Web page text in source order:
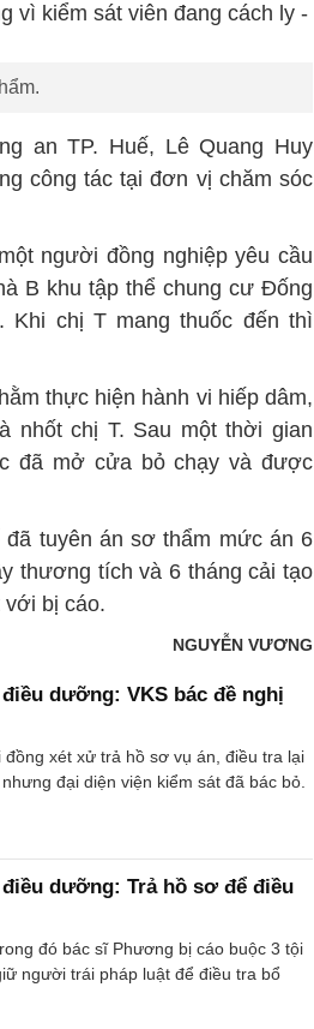
an TP. Huế, Lê Quang Huy
công tác tại đơn vị chăm sóc
người đồng nghiệp yêu cầu
B khu tập thể chung cư Đống
Khi chị T mang thuốc đến thì
thực hiện hành vi hiếp dâm,
nhốt chị T. Sau một thời gian
đã mở cửa bỏ chạy và được
tuyên án sơ thẩm mức án 6
thương tích và 6 tháng cải tạo
bị cáo.
NGUYỄN VƯƠNG
dưỡng: VKS bác đề nghị
xét xử trả hồ sơ vụ án, điều tra lại
đại diện viện kiểm sát đã bác bỏ.
dưỡng: Trả hồ sơ để điều
đó bác sĩ Phương bị cáo buộc 3 tội
người trái pháp luật để điều tra bổ